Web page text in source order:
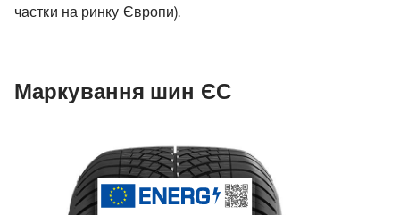
частки на ринку Європи).
Маркування шин ЄС